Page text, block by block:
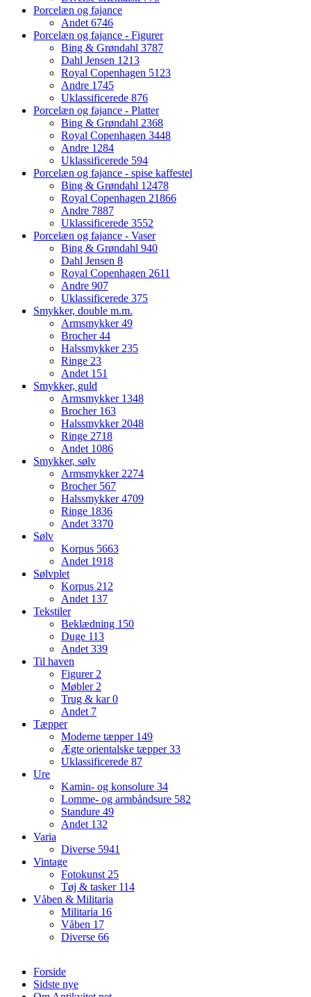
Porcelæn og fajance
Andet 6746
Porcelæn og fajance - Figurer
Bing & Grøndahl 3787
Dahl Jensen 1213
Royal Copenhagen 5123
Andre 1745
Uklassificerede 876
Porcelæn og fajance - Platter
Bing & Grøndahl 2368
Royal Copenhagen 3448
Andre 1284
Uklassificerede 594
Porcelæn og fajance - spise kaffestel
Bing & Grøndahl 12478
Royal Copenhagen 21866
Andre 7887
Uklassificerede 3552
Porcelæn og fajance - Vaser
Bing & Grøndahl 940
Dahl Jensen 8
Royal Copenhagen 2611
Andre 907
Uklassificerede 375
Smykker, double m.m.
Armsmykker49
Brocher44
Halssmykker 235
Ringe 23
Andet 151
Smykker, guld
Armsmykker 1348
Brocher 163
Halssmykker 2048
Ringe 2718
Andet 1086
Smykker, sølv
Armsmykker 2274
Brocher 567
Halssmykker4709
Ringe 1836
Andet 3370
Sølv
Korpus 5663
Andet 1918
Sølvplet
Korpus 212
Andet 137
Tekstiler
Beklædning 150
Duge 113
Andet 339
Til haven
Figurer 2
Møbler 2
Trug & kar0
Andet 7
Tæpper
Moderne tæpper 149
Ægte orientalske tæpper33
Uklassificerede 87
Ure
Kamin- og konsolure 34
Lomme- og armbåndsure 582
Standure 49
Andet 132
Varia
Diverse 5941
Vintage
Fotokunst 25
Tøj & tasker 114
Våben & Militaria
Militaria 16
Våben 17
Diverse 66
Forside
Sidste nye